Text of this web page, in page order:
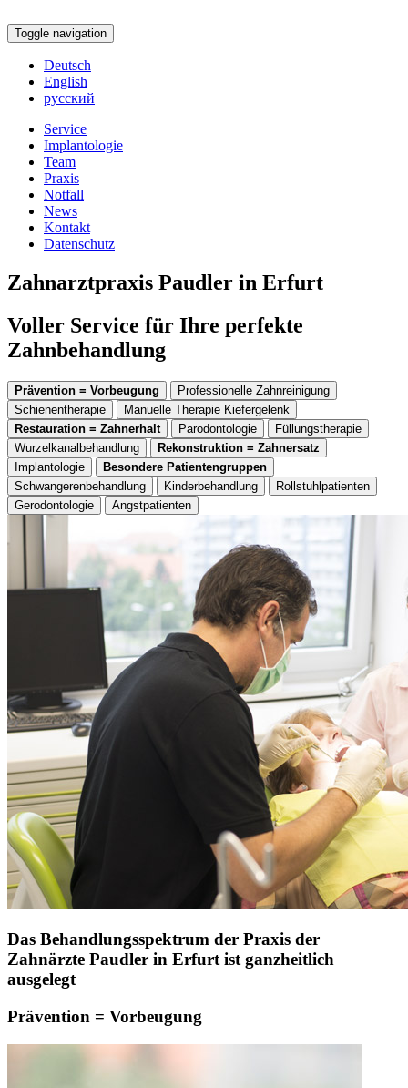
Toggle navigation
Deutsch
English
русский
Service
Implantologie
Team
Praxis
Notfall
News
Kontakt
Datenschutz
Zahnarztpraxis Paudler in Erfurt
Voller Service für Ihre perfekte
Zahnbehandlung
Prävention = Vorbeugung
Professionelle Zahnreinigung
Schienentherapie
Manuelle Therapie Kiefergelenk
Restauration = Zahnerhalt
Parodontologie
Füllungstherapie
Wurzelkanalbehandlung
Rekonstruktion = Zahnersatz
Implantologie
Besondere Patientengruppen
Schwangerenbehandlung
Kinderbehandlung
Rollstuhlpatienten
Gerodontologie
Angstpatienten
Das Behandlungsspektrum der Praxis der
Zahnärzte Paudler in Erfurt ist ganzheitlich
ausgelegt
Prävention = Vorbeugung